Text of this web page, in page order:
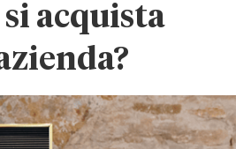
si acquista